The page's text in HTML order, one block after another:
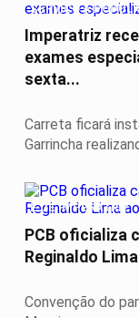
SERVIÇO A
Imperatriz
exames
sexta...
Carreta ficará
Garrincha
É DE IMPERATRIZ
PCB oficializa
Reginaldo
Convenção do